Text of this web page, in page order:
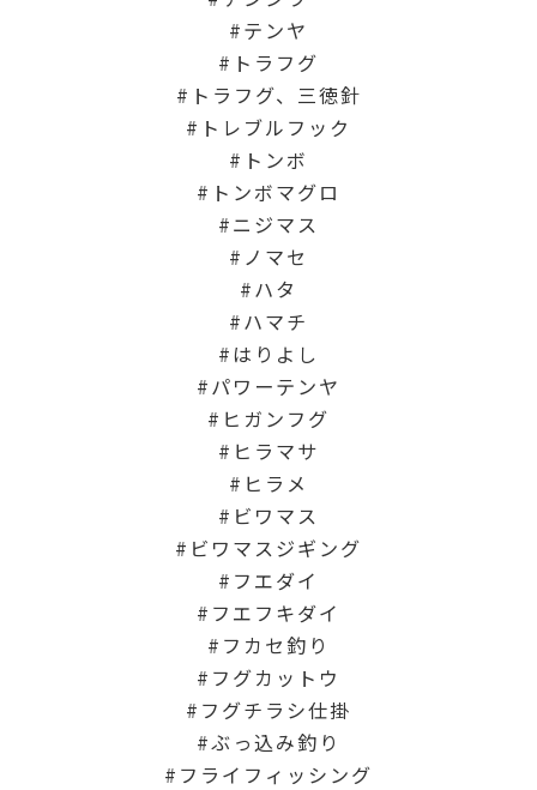
テンヤ
トラフグ
トラフグ、三徳針
トレブルフック
トンボ
トンボマグロ
ニジマス
ノマセ
ハタ
ハマチ
はりよし
パワーテンヤ
ヒガンフグ
ヒラマサ
ヒラメ
ビワマス
ビワマスジギング
フエダイ
フエフキダイ
フカセ釣り
フグカットウ
フグチラシ仕掛
ぶっ込み釣り
フライフィッシング